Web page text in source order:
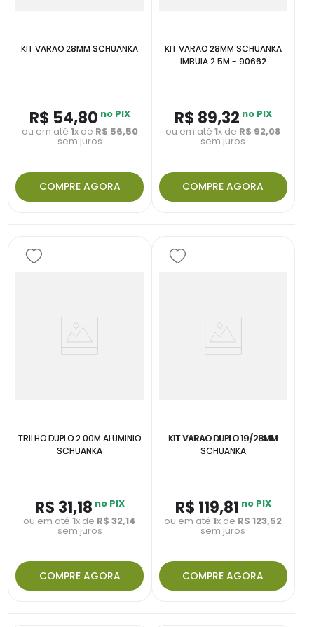
KIT VARAO 28MM SCHUANKA
R$ 54,80 no PIX
ou em até 1x de R$ 56,50
sem juros
COMPRE AGORA
KIT VARAO 28MM SCHUANKA
IMBUIA 2.5M - 90662
R$ 89,32 no PIX
ou em até1x de R$ 92,08
sem juros
COMPRE AGORA
TRILHO DUPLO 2.00M ALUMINIO
SCHUANKA
R$ 31,18 no PIX
ou em até1x de R$ 32,14
sem juros
COMPRE AGORA
KIT VARAO DUPLO 19/28MM
SCHUANKA
R$ 119,81 no PIX
ou em até1x de R$ 123,52
sem juros
COMPRE AGORA